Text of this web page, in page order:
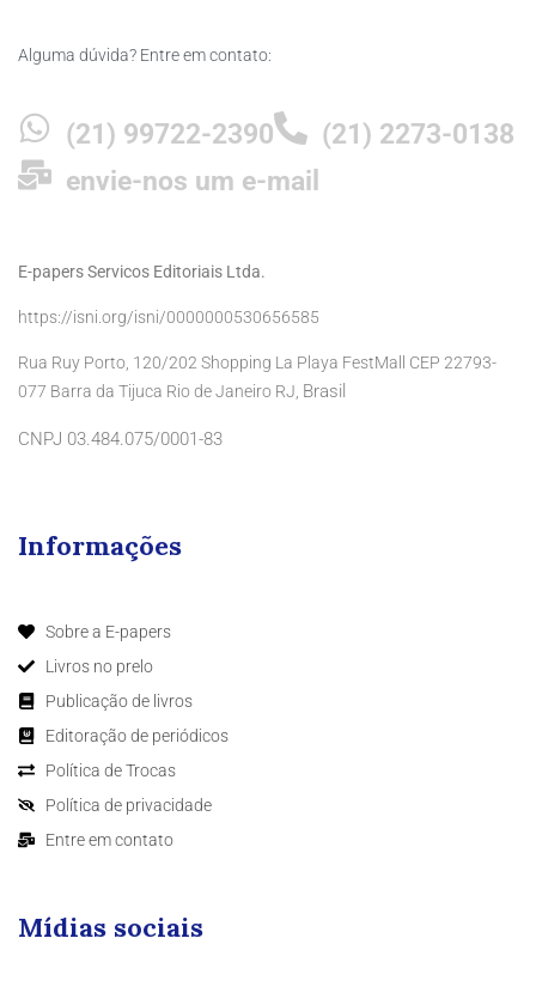
Alguma dúvida? Entre em contato:
(21) 99722-2390
(21) 2273-0138
envie-nos um e-mail
E-papers Servicos Editoriais Ltda.
https://isni.org/isni/0000000530656585
Rua Ruy Porto, 120/202 Shopping La Playa FestMall CEP 22793-
077 Barra da Tijuca Rio de Janeiro RJ, Brasil
CNPJ 03.484.075/0001-83
Informações
Sobre a E-papers
Livros no prelo
Publicação de livros
Editoração de periódicos
Política de Trocas
Política de privacidade
Entre em contato
Mídias sociais